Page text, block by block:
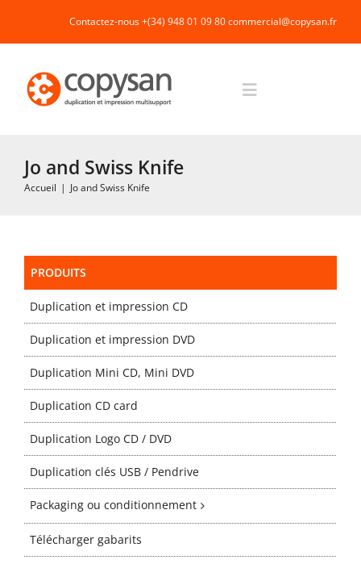
contenu
Contactez-nous +(34) 948 01 09 80commercial@copysan.fr
Toggle
Packaging
Gabarits
Blog
contact
Jo and Swiss Knife
Accueil | Jo and Swiss Knife
PRODUITS
Duplication et impression CD
Duplication et impression DVD
Duplication Mini CD, Mini DVD
Duplication CD card
Duplication Logo CD / DVD
Duplication clés USB / Pendrive
Packaging ou conditionnement
Télécharger gabarits